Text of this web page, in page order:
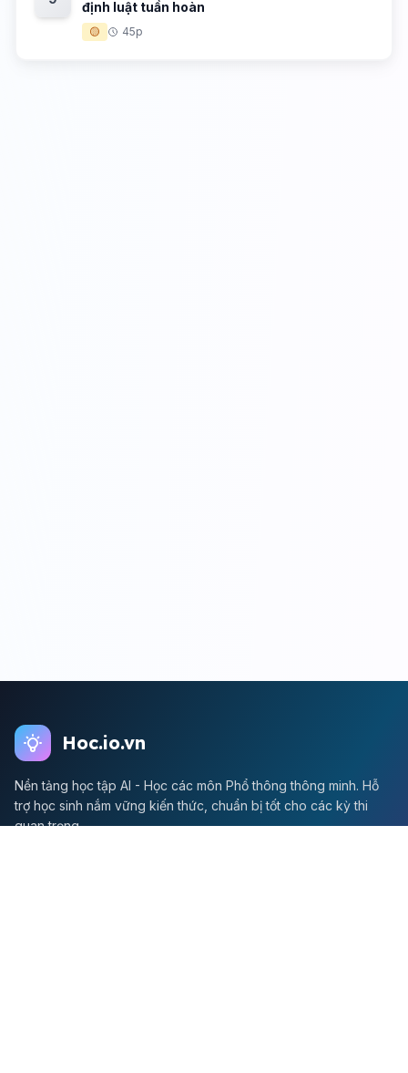
định luật tuần hoàn
🟡 45p
Hoc.io.vn
Nền tảng học tập AI - Học các môn Phổ thông thông minh. Hỗ
trợ học sinh nắm vững kiến thức, chuẩn bị tốt cho các kỳ thi
quan trọng.